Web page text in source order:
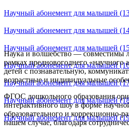
Научный абонемент для малышей
Научный абонемент для малышей
Научный абонемент для малышей
Научный абонемент для малышей
Научный абонемент для малышей
Научный абонемент для малышей
Научный абонемент для малышей
Наука и волшебство — совместимы
рамках предновогоднего
детей с познавательную,
возрастные и индивидуальные
ФГОС дошкольного образования
интерактивного шоу в форме
образовательного и коррекционно-
нашем случае, благодаря